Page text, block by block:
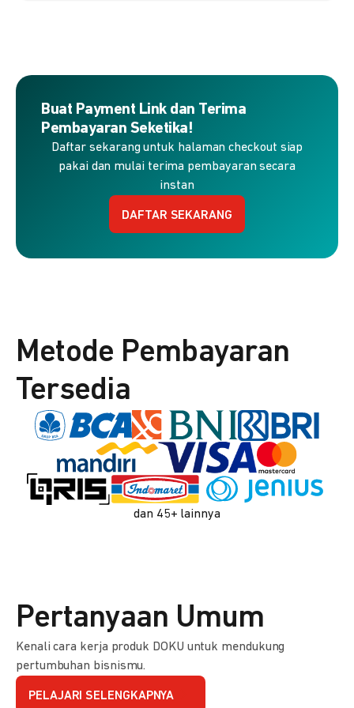
Buat Payment Link dan Terima
Pembayaran Seketika!
Daftar sekarang untuk halaman checkout siap
pakai dan mulai terima pembayaran secara
instan
DAFTAR SEKARANG
Metode Pembayaran
Tersedia
dan 45+ lainnya
Pertanyaan Umum
Kenali cara kerja produk DOKU untuk mendukung
pertumbuhan bisnismu.
PELAJARI SELENGKAPNYA